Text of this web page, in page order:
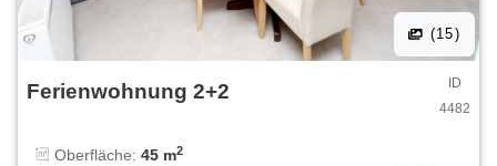
(15)
Ferienwohnung 2+2
ID
4482
Oberfläche: 45 m2